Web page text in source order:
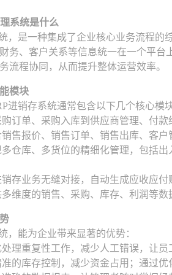
系统是什么
，是一种集成了企业核心业务流程
务、客户关系等信息统一在一个平
流程协同，从而提升整体运营效率。
模块
进销存系统通常包含以下几个核心模块
订单、采购入库到供应商管理、付
售报价、销售订单、销售出库、客
仓库、多货位的精细化管理，包括
存业务无缝对接，自动生成应收应
维度的销售、采购、库存、利润等
，能为企业带来显著的优势：
理重复性工作，减少人工错误，让员
的库存控制，减少资金占用；通过优